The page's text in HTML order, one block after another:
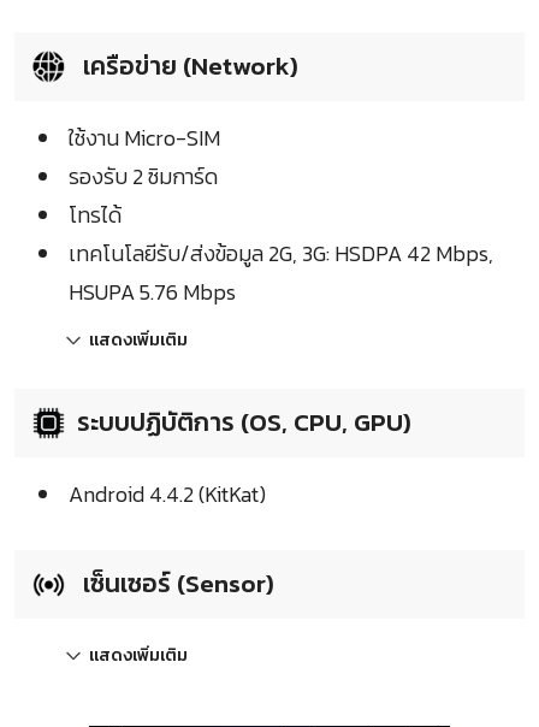
เครือข่าย (Network)
ใช้งาน Micro-SIM
รองรับ 2 ซิมการ์ด
โทรได้
เทคโนโลยีรับ/ส่งข้อมูล 2G, 3G: HSDPA 42 Mbps,
HSUPA 5.76 Mbps
แสดงเพิ่มเติม
ระบบปฏิบัติการ (OS, CPU, GPU)
Android 4.4.2 (KitKat)
เซ็นเซอร์ (Sensor)
แสดงเพิ่มเติม